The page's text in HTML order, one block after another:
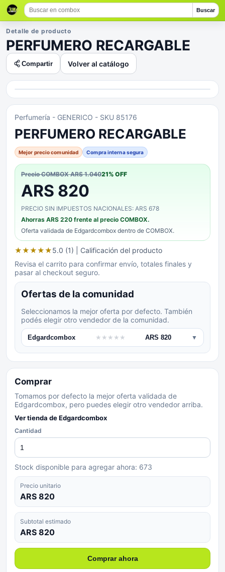
Buscar
Detalle de producto
PERFUMERO RECARGABLE
Compartir Volver al catálogo
Perfumería - GENERICO - SKU 85176
PERFUMERO RECARGABLE
Mejor precio comunidad Compra interna segura
Precio COMBOXARS 1.04021% OFF
ARS 820
PRECIO SIN IMPUESTOS NACIONALES: ARS 678
Ahorras ARS 220 frente al precio COMBOX.
Oferta validada de Edgardcombox dentro de COMBOX.
★★★★★5.0 (1) | Calificación del producto
Revisa el carrito para confirmar envío, totales finales y
pasar al checkout seguro.
Ofertas de la comunidad
Seleccionamos la mejor oferta por defecto. También
podés elegir otro vendedor de la comunidad.
Edgardcombox ★ ★ ★ ★ ★ ARS 820 ▼
Comprar
Tomamos por defecto la mejor oferta validada de
Edgardcombox, pero puedes elegir otro vendedor arriba.
Ver tienda deEdgardcombox
Cantidad
Stock disponible para agregar ahora: 673
Precio unitario
ARS 820
Subtotal estimado
ARS 820
Comprar ahora